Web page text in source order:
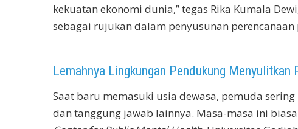
kekuatan ekonomi dunia,” tegas Rika Kumala
sebagai rujukan dalam penyusunan
Lemahnya Lingkungan Pendukung
Saat baru memasuki usia dewasa, pemuda
dan tanggung jawab lainnya. Masa-masa ini